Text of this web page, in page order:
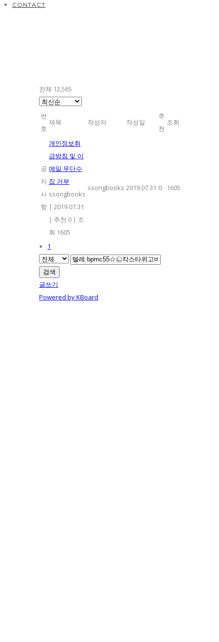
CONTACT
전체 12,565
번
호
제목 작성자 작성일
추
천
조회
공
지
사
항
개인정보취
급방침 및 이
메일 무단수
집 거부
ssongbooks
| 2019.07.31
| 추천 0 | 조
회 1605
ssongbooks 2019.07.31 0 1605
1
검색
글쓰기
Powered by KBoard